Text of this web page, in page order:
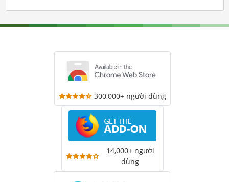
300,000+ người dùng
14,000+ người
dùng